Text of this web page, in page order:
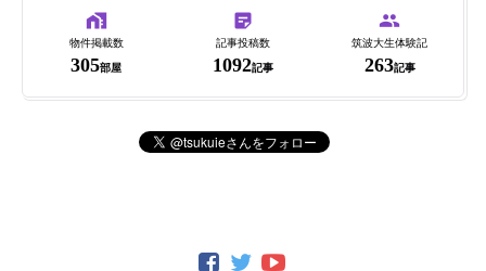
物件掲載数
305部屋
記事投稿数
1092記事
筑波大生体験記
263記事